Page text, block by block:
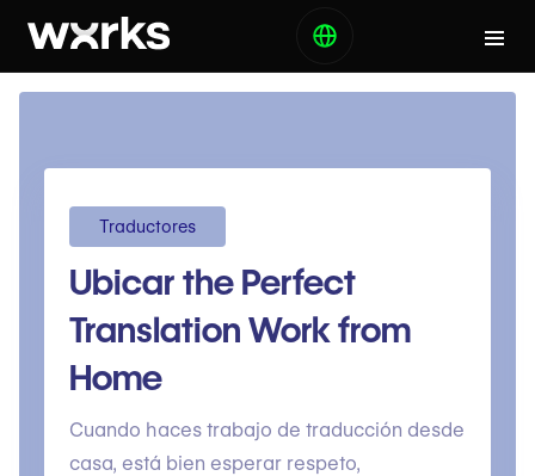
Traductores
Ubicar the Perfect
Translation Work from
Home
Cuando haces trabajo de traducción desde
casa, está bien esperar respeto,